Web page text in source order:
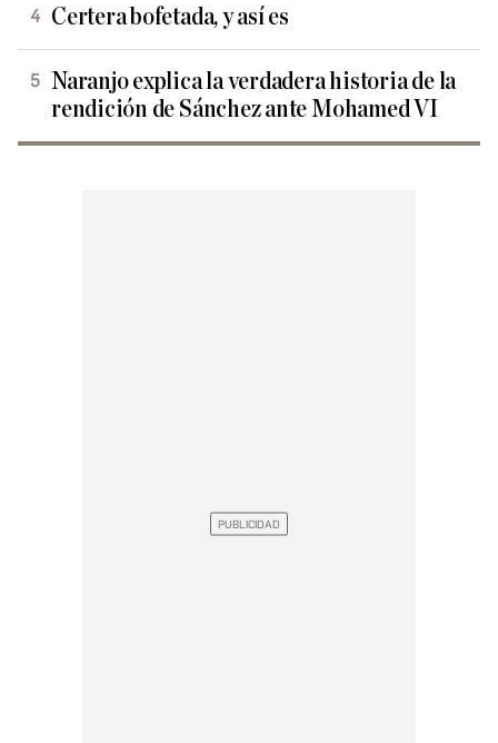
Certera bofetada, y así es
Naranjo explica la verdadera historia de la
rendición de Sánchez ante Mohamed VI